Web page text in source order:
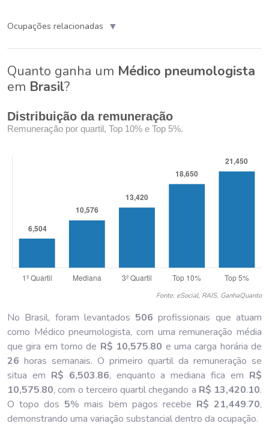
Ocupações relacionadas ▼
Quanto ganha um Médico pneumologista
em Brasil?
Distribuição da remuneração
Remuneração por quartil, Top 10% e Top 5%.
Fonte: eSocial, RAIS, GanhaQuanto
No Brasil, foram levantados 506 profissionais que atuam
como Médico pneumologista, com uma remuneração média
que gira em torno de R$ 10,575.80 e uma carga horária de
26 horas semanais. O primeiro quartil da remuneração se
situa em R$ 6,503.86, enquanto a mediana fica em R$
10,575.80, com o terceiro quartil chegando a R$ 13,420.10.
O topo dos 5% mais bem pagos recebe R$ 21,449.70,
demonstrando uma variação substancial dentro da ocupação.